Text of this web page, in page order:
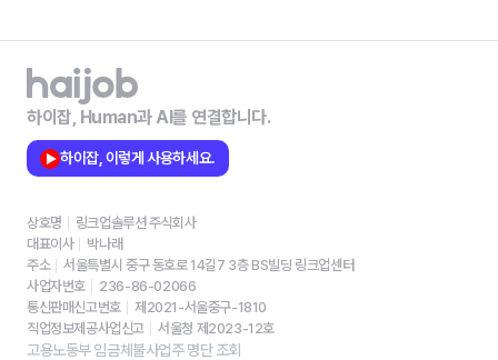
하이잡, Human과 AI를 연결합니다.
하이잡, 이렇게 사용하세요.
상호명
링크업솔루션 주식회사
대표이사
박나래
주소
서울특별시 중구 동호로 14길7 3층 BS빌딩 링크업센터
사업자번호
236-86-02066
통신판매신고번호
제2021-서울중구-1810
직업정보제공사업신고
서울청 제2023-12호
고용노동부 임금체불사업주 명단 조회